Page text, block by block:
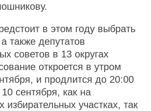
в этом году выбрать
также депутатов
советов в 13 округах
откроется в утром
и продлится до 20:00
сентября, как на
избирательных участках, так